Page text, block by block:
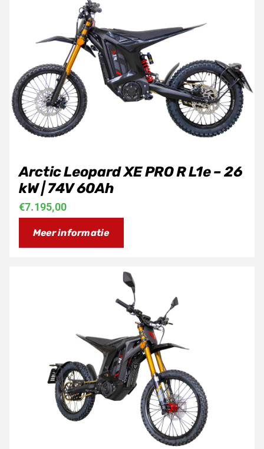
€7.195,00
Arctic Leopard XE PRO R L1e – 26
kW | 74V 60Ah
Meer informatie